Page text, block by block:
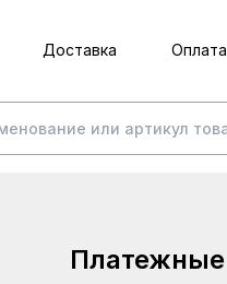
Доставка Оплата